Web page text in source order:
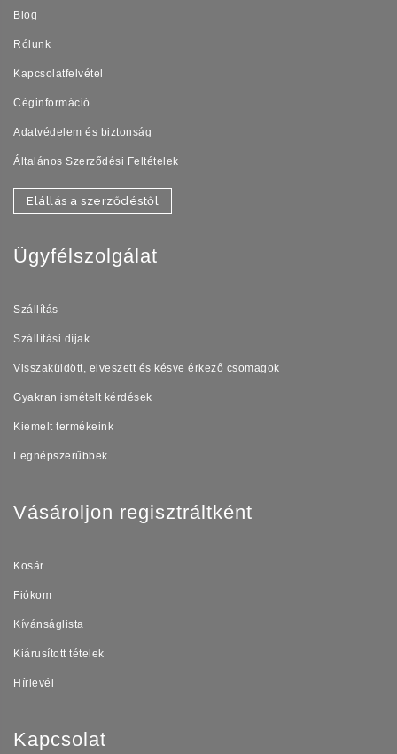
Blog
Rólunk
Kapcsolatfelvétel
Céginformáció
Adatvédelem és biztonság
Általános Szerződési Feltételek
Elállás a szerződéstől
Ügyfélszolgálat
Szállítás
Szállítási díjak
Visszaküldött, elveszett és késve érkező csomagok
Gyakran ismételt kérdések
Kiemelt termékeink
Legnépszerűbbek
Vásároljon regisztráltként
Kosár
Fiókom
Kívánságlista
Kiárusított tételek
Hírlevél
Kapcsolat